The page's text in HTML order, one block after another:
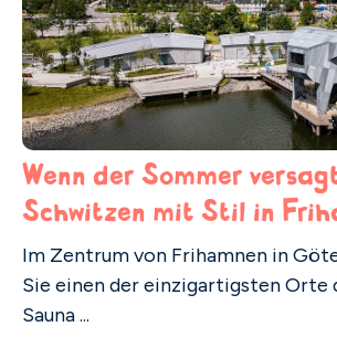
Wenn der Sommer
Schwitzen mit Stil in
Im Zentrum von Frihamnen in
Sie einen der einzigartigsten Orte
Sauna ...